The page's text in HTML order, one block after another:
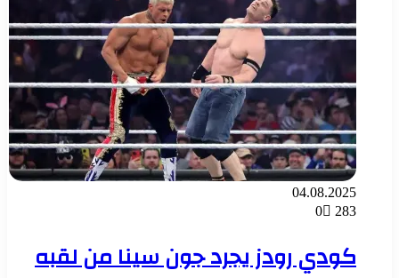
04.08.2025
0
283
كودي رودز يجرد جون سينا من لقبه